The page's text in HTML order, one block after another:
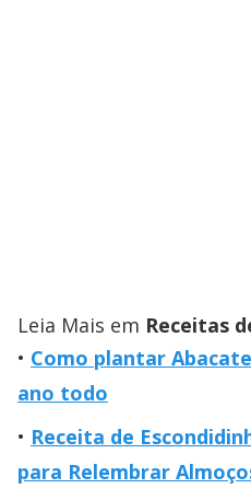
Leia Mais em Receitas
Como plantar
ano todo
Receita de
para Relembrar